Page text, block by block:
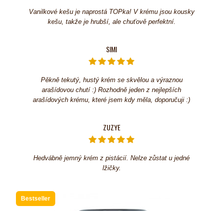
Vanilkové kešu je naprostá TOPka! V krému jsou kousky
kešu, takže je hrubší, ale chuťově perfektní.
SIMI
Pěkně tekutý, hustý krém se skvělou a výraznou
arašídovou chutí :) Rozhodně jeden z nejlepších
arašídových krému, které jsem kdy měla, doporučuji :)
ZUZYE
Hedvábně jemný krém z pistácií. Nelze zůstat u jedné
lžičky.
Bestseller